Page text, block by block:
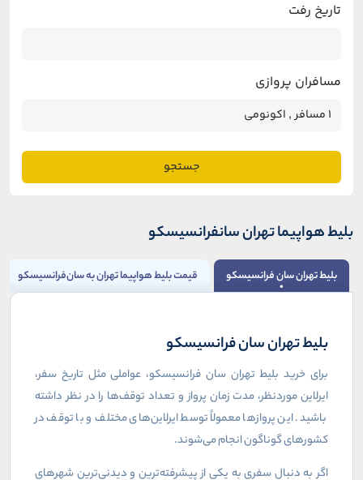
تاریخ رفت
مسافران پروازی
جستجو
بلیط هواپیما تهران سانفرانسیسکو
بلیط تهران سان فرانسیسکو قیمت بلیط هواپیما تهران به سان‌فرانسیسکو
بلیط تهران سان فرانسیسکو
برای خرید بلیط تهران سان فرانسیسکو، عواملی مثل تاریخ سفر،
ایرلاین موردنظر، مدت زمان پرواز و تعداد توقف‌ها را در نظر داشته
باشید. این پروازها معمولاً توسط ایرلاین‌های مختلف و با توقف در
کشورهای گوناگون انجام می‌شوند.
اگر به دنبال سفری به یکی از پیشرفته‌ترین و دیدنی‌ترین شهرهای